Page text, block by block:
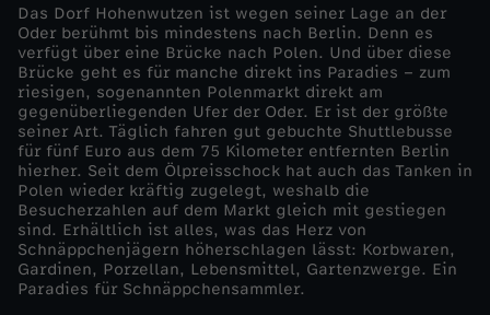
e
i
n
,
O
d
Das Dorf Hohenwutzen ist wegen seiner Lage an der
Oder berühmt bis mindestens nach Berlin. Denn es
verfügt über eine Brücke nach Polen. Und über diese
Brücke geht es für manche direkt ins Paradies – zum
riesigen, sogenannten Polenmarkt direkt am
gegenüberliegenden Ufer der Oder. Er ist der größte
seiner Art. Täglich fahren gut gebuchte Shuttlebusse
für fünf Euro aus dem 75 Kilometer entfernten Berlin
hierher. Seit dem Ölpreisschock hat auch das Tanken in
Polen wieder kräftig zugelegt, weshalb die
Besucherzahlen auf dem Markt gleich mit gestiegen
sind. Erhältlich ist alles, was das Herz von
Schnäppchenjägern höherschlagen lässt: Korbwaren,
Gardinen, Porzellan, Lebensmittel, Gartenzwerge. Ein
Paradies für Schnäppchensammler.